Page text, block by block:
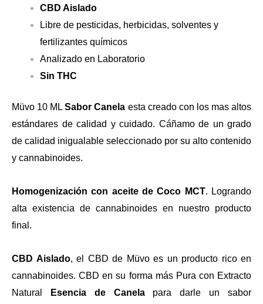
CBD Aislado
Libre de pesticidas, herbicidas, solventes y
fertilizantes químicos
Analizado en Laboratorio
Sin THC
Müvo 10 MLSabor Canela esta creado con los mas altos
estándares de calidad y cuidado. Cáñamo de un grado
de calidad inigualable seleccionado por su alto contenido
y cannabinoides.
Homogenización con aceite de Coco MCT. Logrando
alta existencia de cannabinoides en nuestro producto
final.
CBD Aislado, el CBD de Müvo es un producto rico en
cannabinoides. CBD en su forma más Pura con Extracto
Natural
Esencia de Canelapara darle un sabor